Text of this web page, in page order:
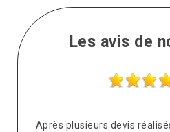
Les avis de
Après plusieurs devis